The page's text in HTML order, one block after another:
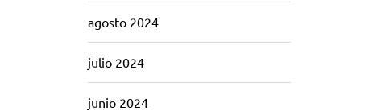
agosto 2024
julio 2024
junio 2024